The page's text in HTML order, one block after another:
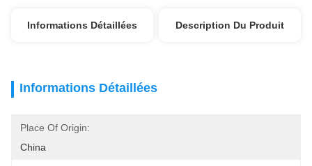
Informations Détaillées Description Du Produit
Informations Détaillées
Place Of Origin:
China